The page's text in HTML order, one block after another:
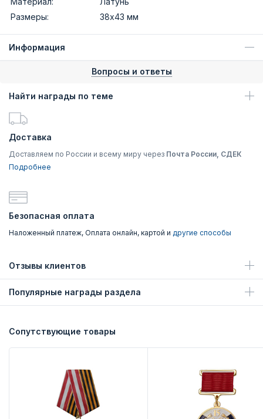
Размеры:
38х43 мм
Информация
Вопросы и ответы
Найти награды по теме
Доставка
Доставляем по России и всему миру через Почта России, СДЕК
Подробнее
Безопасная оплата
Наложенный платеж, Оплата онлайн, картой и другие способы
Отзывы клиентов
Популярные награды раздела
Сопутствующие товары